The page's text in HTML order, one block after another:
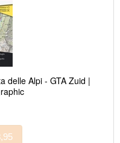
delle Alpi - GTA Zuid |